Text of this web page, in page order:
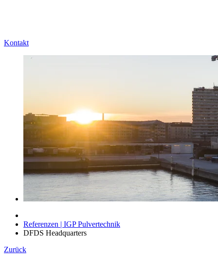
Kontakt
Referenzen | IGP Pulvertechnik
DFDS Headquarters
Zurück